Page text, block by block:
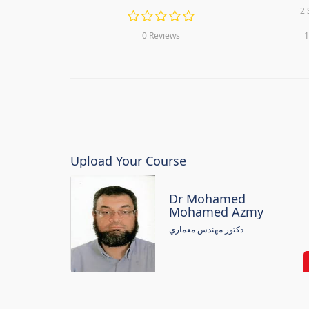
0 Reviews
2
Upload Your Course
Dr Mohamed
Mohamed Azmy
دكتور مهندس معماري